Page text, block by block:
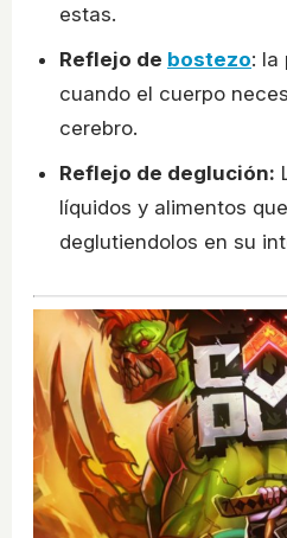
estas.
Reflejo de bostezo: la
cuando el cuerpo
cerebro.
Reflejo de deglución:
líquidos y alimentos
deglutiendolos en su